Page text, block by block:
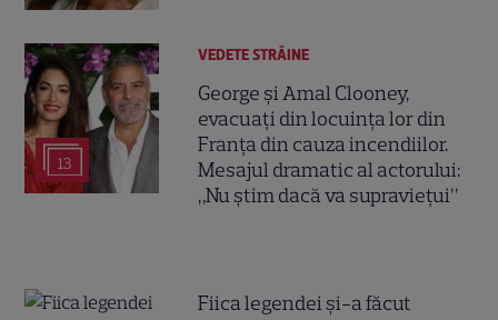
13
VEDETE STRĂINE
George și Amal Clooney,
evacuați din locuința lor din
Franța din cauza incendiilor.
Mesajul dramatic al actorului:
„Nu știm dacă va supraviețui”
Fiica legendei și-a făcut